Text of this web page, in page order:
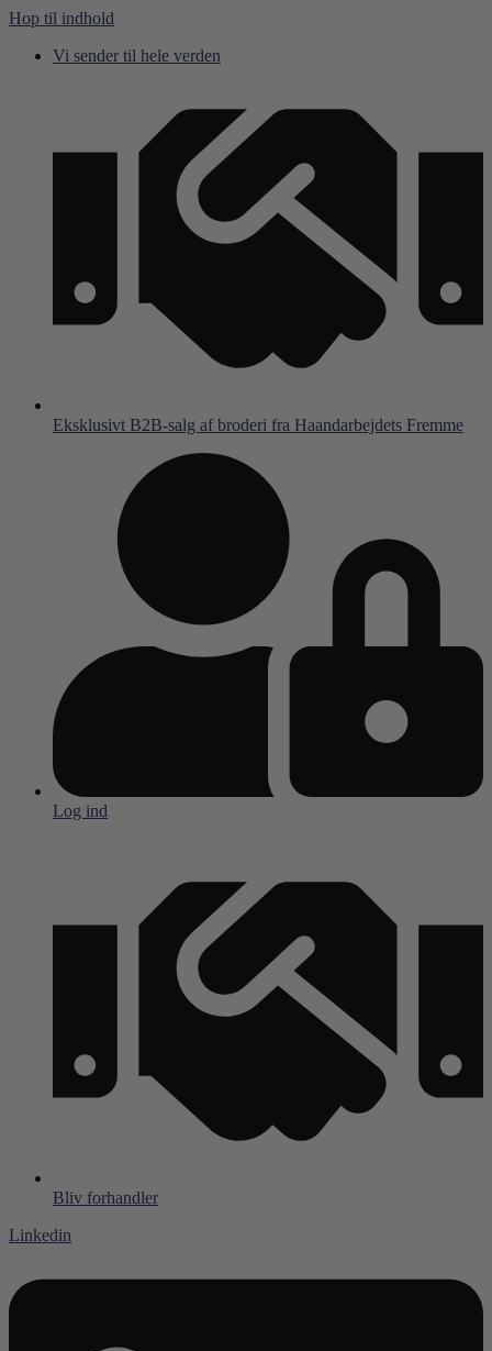
Hop til indhold
Vi sender til hele verden
Eksklusivt B2B-salg af broderi fra Haandarbejdets Fremme
Log ind
Bliv forhandler
Linkedin